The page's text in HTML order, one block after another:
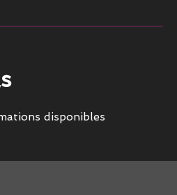
disponibles